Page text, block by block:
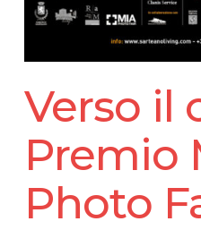
Verso il
Premio
Photo